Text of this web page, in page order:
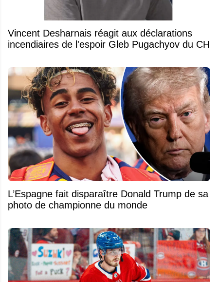
Vincent Desharnais réagit aux déclarations
incendiaires de l'espoir Gleb Pugachyov du CH
L’Espagne fait disparaître Donald Trump de sa
photo de championne du monde